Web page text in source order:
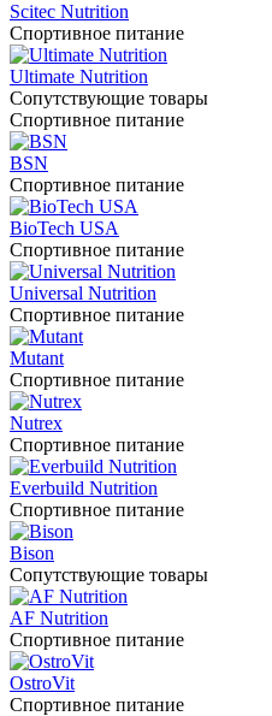
Scitec Nutrition
Спортивное питание
Ultimate Nutrition
Сопутствующие товары
Спортивное питание
BSN
Спортивное питание
BioTech USA
Спортивное питание
Universal Nutrition
Спортивное питание
Mutant
Спортивное питание
Nutrex
Спортивное питание
Everbuild Nutrition
Спортивное питание
Bison
Сопутствующие товары
AF Nutrition
Спортивное питание
OstroVit
Спортивное питание